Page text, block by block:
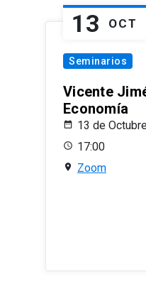
13 OCT
Seminarios
Vicente
Economía
13 de
17:00
Zoom